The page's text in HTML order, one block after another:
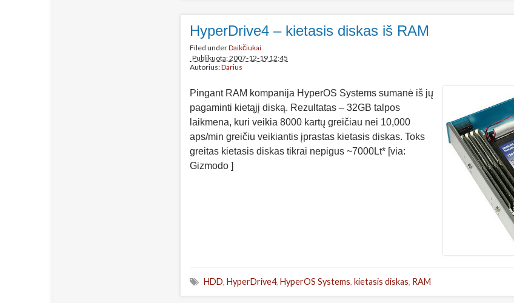
HyperDrive4 – kietasis diskas iš RAM
Filed underDaikčiukai
Publikuota: 2007-12-19 12:45
Autorius:Darius
Pingant RAM kompanija HyperOS Systems sumanė iš jų
pagaminti kietąjį diską. Rezultatas – 32GB talpos
laikmena, kuri veikia 8000 kartų greičiau nei 10,000
aps/min greičiu veikiantis įprastas kietasis diskas. Toks
greitas kietasis diskas tikrai nepigus ~7000Lt* [via:
Gizmodo ]
HDD, HyperDrive4, HyperOS Systems, kietasis diskas, RAM